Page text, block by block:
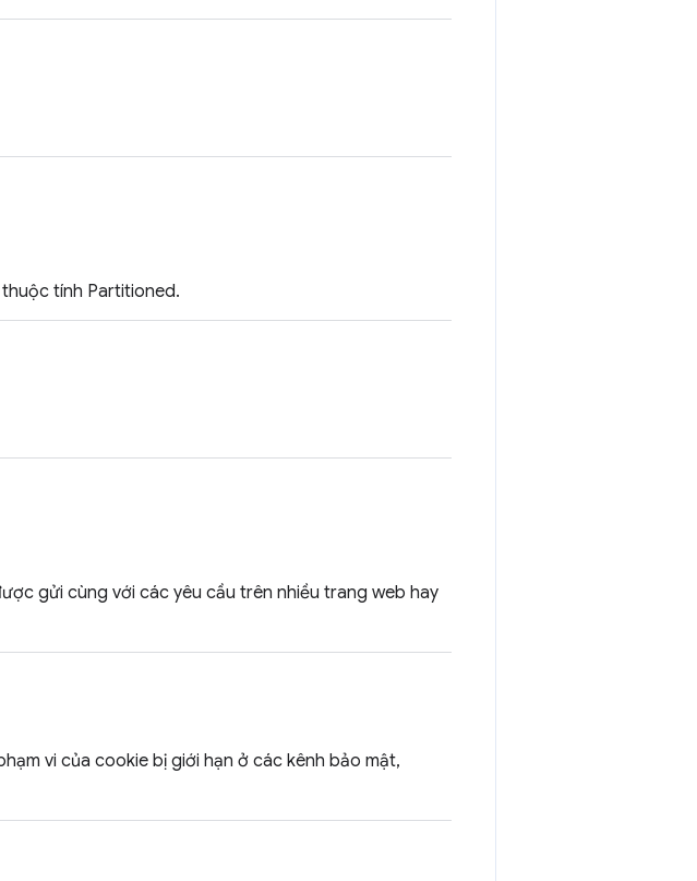
tính Partitioned.
gửi cùng với các yêu cầu trên nhiều trang web hay
vi của cookie bị giới hạn ở các kênh bảo mật,